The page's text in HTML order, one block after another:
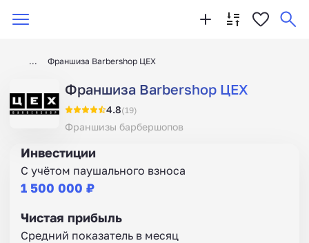
Франшиза Barbershop ЦЕХ
Франшиза Barbershop ЦЕХ
4.8(19)
Франшизы барбершопов
Инвестиции
С учётом паушального взноса
1 500 000 ₽
Чистая прибыль
Средний показатель в месяц